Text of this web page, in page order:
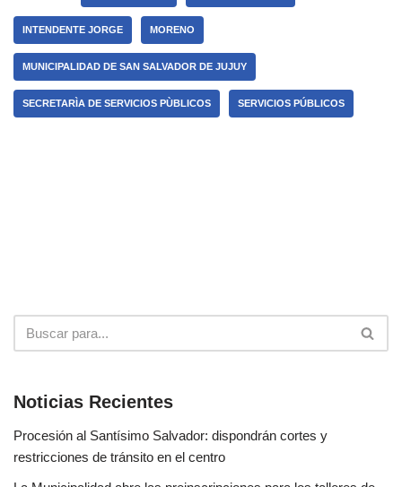
INTENDENTE JORGE MORENO
MUNICIPALIDAD DE SAN SALVADOR DE JUJUY
SECRETARÌA DE SERVICIOS PÙBLICOS SERVICIOS PÚBLICOS
Noticias Recientes
Procesión al Santísimo Salvador: dispondrán cortes y
restricciones de tránsito en el centro